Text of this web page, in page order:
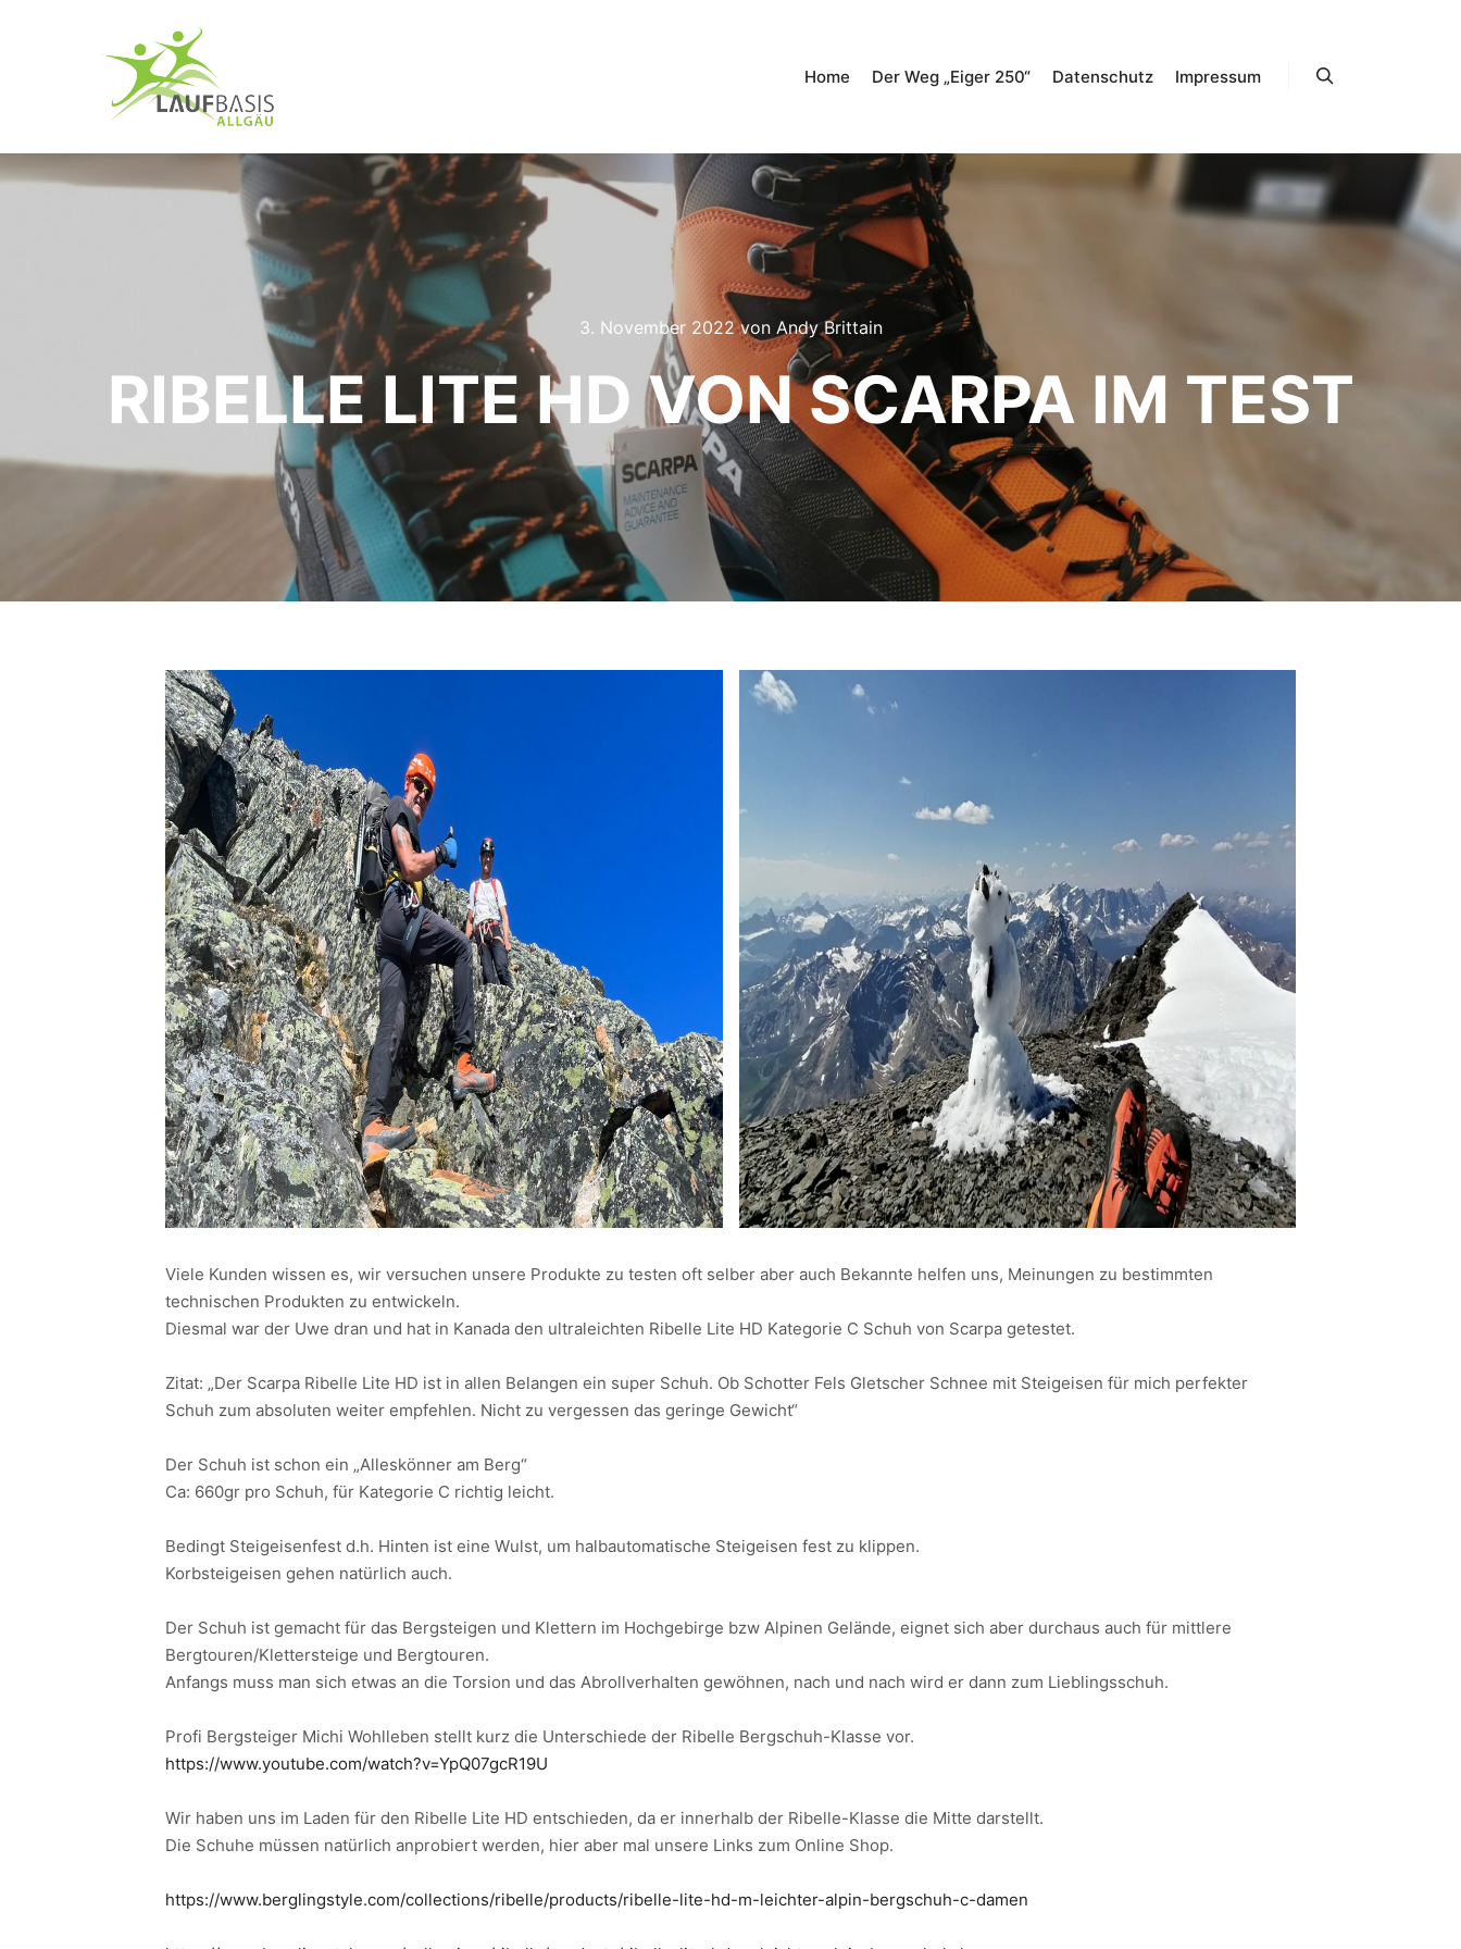
Home Der Weg „Eiger 250“ Datenschutz Impressum
3. November 2022von Andy Brittain
RIBELLE LITE HD VON SCARPA IM TEST
Viele Kunden wissen es, wir versuchen unsere Produkte zu testen oft selber aber auch Bekannte helfen uns, Meinungen zu bestimmten
technischen Produkten zu entwickeln.
Diesmal war der Uwe dran und hat in Kanada den ultraleichten Ribelle Lite HD Kategorie C Schuh von Scarpa getestet.
Zitat: „Der Scarpa Ribelle Lite HD ist in allen Belangen ein super Schuh. Ob Schotter Fels Gletscher Schnee mit Steigeisen für mich perfekter
Schuh zum absoluten weiter empfehlen. Nicht zu vergessen das geringe Gewicht“
Der Schuh ist schon ein „Alleskönner am Berg“
Ca: 660gr pro Schuh, für Kategorie C richtig leicht.
Bedingt Steigeisenfest d.h. Hinten ist eine Wulst, um halbautomatische Steigeisen fest zu klippen.
Korbsteigeisen gehen natürlich auch.
Der Schuh ist gemacht für das Bergsteigen und Klettern im Hochgebirge bzw Alpinen Gelände, eignet sich aber durchaus auch für mittlere
Bergtouren/Klettersteige und Bergtouren.
Anfangs muss man sich etwas an die Torsion und das Abrollverhalten gewöhnen, nach und nach wird er dann zum Lieblingsschuh.
Profi Bergsteiger Michi Wohlleben stellt kurz die Unterschiede der Ribelle Bergschuh-Klasse vor.
https://www.youtube.com/watch?v=YpQ07gcR19U
Wir haben uns im Laden für den Ribelle Lite HD entschieden, da er innerhalb der Ribelle-Klasse die Mitte darstellt.
Die Schuhe müssen natürlich anprobiert werden, hier aber mal unsere Links zum Online Shop.
https://www.berglingstyle.com/collections/ribelle/products/ribelle-lite-hd-m-leichter-alpin-bergschuh-c-damen